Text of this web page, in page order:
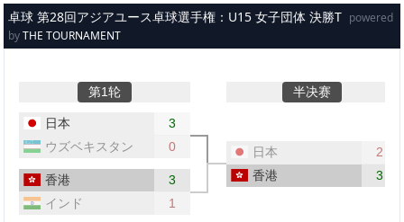
メインコンテンツへスキップ
卓球 第28回アジアユース卓球選手権：U15 女子団体 決勝T powered
byTHE TOURNAMENT
第1轮 半决赛
日本
3
ウズベキスタン
0
香港
3
インド
1
日本
2
香港
3